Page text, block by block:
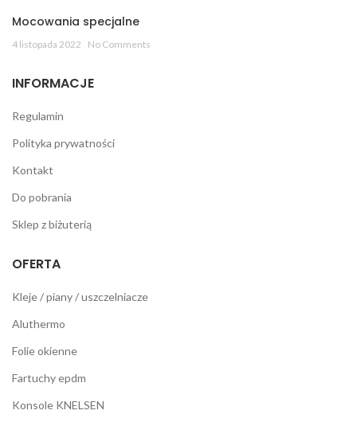
Mocowania specjalne
4 listopada 2022 No Comments
INFORMACJE
Regulamin
Polityka prywatności
Kontakt
Do pobrania
Sklep z biżuterią
OFERTA
Kleje / piany / uszczelniacze
Aluthermo
Folie okienne
Fartuchy epdm
Konsole KNELSEN